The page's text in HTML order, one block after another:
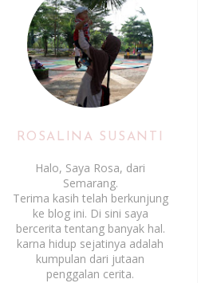
ROSALINA SUSANTI
Halo, Saya Rosa, dari
Semarang.
Terima kasih telah berkunjung
ke blog ini. Di sini saya
bercerita tentang banyak hal.
karna hidup sejatinya adalah
kumpulan dari jutaan
penggalan cerita.